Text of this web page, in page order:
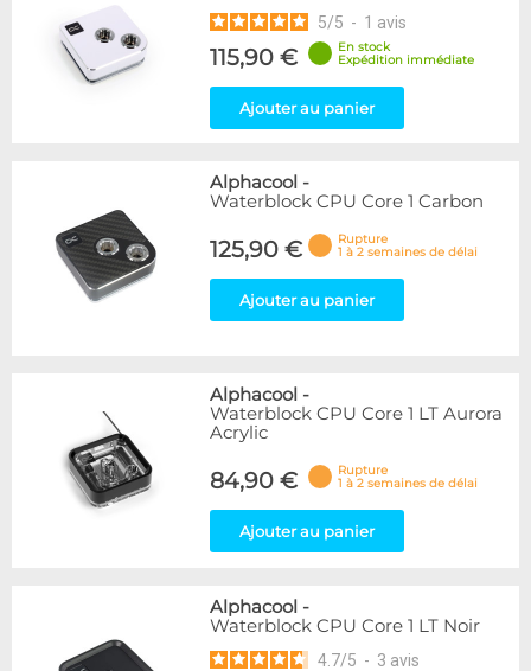
5/5 - 1 avis
115,90 €
En stock
Expédition immédiate
Ajouter au panier
Alphacool -
Waterblock CPU Core 1 Carbon
125,90 €
Rupture
1 à 2 semaines de délai
Ajouter au panier
Alphacool -
Waterblock CPU Core 1 LT Aurora
Acrylic
84,90 €
Rupture
1 à 2 semaines de délai
Ajouter au panier
Alphacool -
Waterblock CPU Core 1 LT Noir
4.7/5 - 3 avis